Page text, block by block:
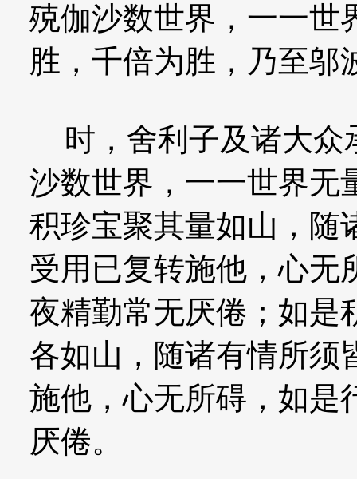
殑伽沙数世界，一一世
胜，千倍为胜，乃至邬
时，舍利子及诸大众
沙数世界，一一世界无
积珍宝聚其量如山，随
受用已复转施他，心无
夜精勤常无厌倦；如是
各如山，随诸有情所须
施他，心无所碍，如是
厌倦。